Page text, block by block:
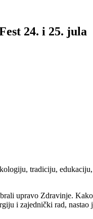
24. i 25. jula
tradiciju,
upravo Zdravinje.
i zajednički rad,